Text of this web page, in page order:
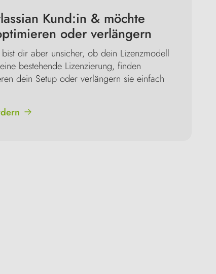
Kund:in & möchte
oder verlängern
dir aber unsicher, ob dein Lizenzmodell
bestehende Lizenzierung, finden
dein Setup oder verlängern sie einfach